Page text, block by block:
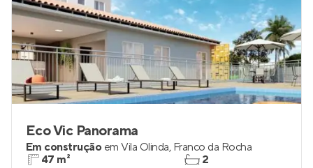
Eco Vic Panorama
Em construção em Vila Olinda, Franco da Rocha
47 m²
2